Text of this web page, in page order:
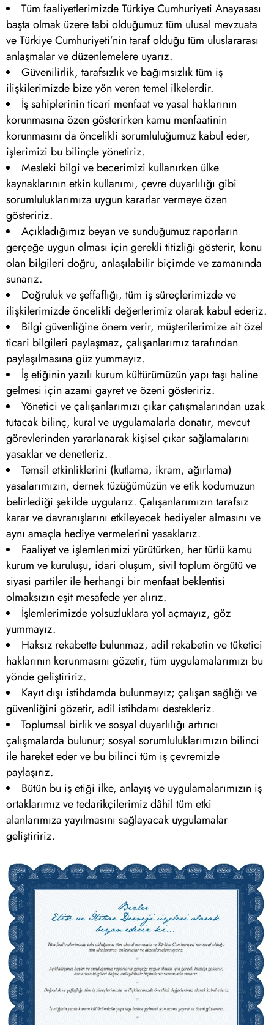
Tüm faaliyetlerimizde Türkiye Cumhuriyeti Anayasası
başta olmak üzere tabi olduğumuz tüm ulusal mevzuata
ve Türkiye Cumhuriyeti’nin taraf olduğu tüm uluslararası
anlaşmalar ve düzenlemelere uyarız.
Güvenilirlik, tarafsızlık ve bağımsızlık tüm iş
ilişkilerimizde bize yön veren temel ilkelerdir.
İş sahiplerinin ticari menfaat ve yasal haklarının
korunmasına özen gösterirken kamu menfaatinin
korunmasını da öncelikli sorumluluğumuz kabul eder,
işlerimizi bu bilinçle yönetiriz.
Mesleki bilgi ve becerimizi kullanırken ülke
kaynaklarının etkin kullanımı, çevre duyarlılığı gibi
sorumluluklarımıza uygun kararlar vermeye özen
gösteririz.
Açıkladığımız beyan ve sunduğumuz raporların
gerçeğe uygun olması için gerekli titizliği gösterir, konu
olan bilgileri doğru, anlaşılabilir biçimde ve zamanında
sunarız.
Doğruluk ve şeffaflığı, tüm iş süreçlerimizde ve
ilişkilerimizde öncelikli değerlerimiz olarak kabul ederiz.
Bilgi güvenliğine önem verir, müşterilerimize ait özel
ticari bilgileri paylaşmaz, çalışanlarımız tarafından
paylaşılmasına güz yummayız.
İş etiğinin yazılı kurum kültürümüzün yapı taşı haline
gelmesi için azami gayret ve özeni gösteririz.
Yönetici ve çalışanlarımızı çıkar çatışmalarından uzak
tutacak bilinç, kural ve uygulamalarla donatır, mevcut
görevlerinden yararlanarak kişisel çıkar sağlamalarını
yasaklar ve denetleriz.
Temsil etkinliklerini (kutlama, ikram, ağırlama)
yasalarımızın, dernek tüzüğümüzün ve etik kodumuzun
belirlediği şekilde uygularız. Çalışanlarımızın tarafsız
karar ve davranışlarını etkileyecek hediyeler almasını ve
aynı amaçla hediye vermelerini yasaklarız.
Faaliyet ve işlemlerimizi yürütürken, her türlü kamu
kurum ve kuruluşu, idari oluşum, sivil toplum örgütü ve
siyasi partiler ile herhangi bir menfaat beklentisi
olmaksızın eşit mesafede yer alırız.
İşlemlerimizde yolsuzluklara yol açmayız, göz
yummayız.
Haksız rekabette bulunmaz, adil rekabetin ve tüketici
haklarının korunmasını gözetir, tüm uygulamalarımızı bu
yönde geliştiririz.
Kayıt dışı istihdamda bulunmayız; çalışan sağlığı ve
güvenliğini gözetir, adil istihdamı destekleriz.
Toplumsal birlik ve sosyal duyarlılığı artırıcı
çalışmalarda bulunur; sosyal sorumluluklarımızın bilinci
ile hareket eder ve bu bilinci tüm iş çevremizle
paylaşırız.
Bütün bu iş etiği ilke, anlayış ve uygulamalarımızın iş
ortaklarımız ve tedarikçilerimiz dâhil tüm etki
alanlarımıza yayılmasını sağlayacak uygulamalar
geliştiririz.